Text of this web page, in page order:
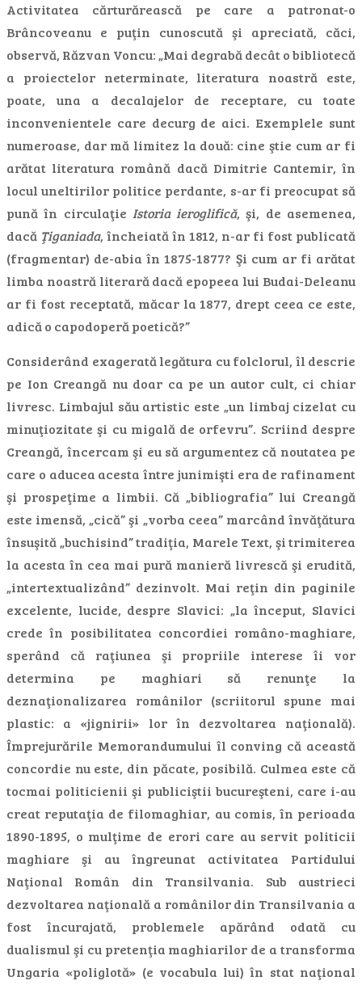
Activitatea cărturărească pe care a patronat-o
Brâncoveanu e puţin cunoscută şi apreciată, căci,
observă, Răzvan Voncu: „Mai degrabă decât o bibliotecă
a proiectelor neterminate, literatura noastră este,
poate, una a decalajelor de receptare, cu toate
inconvenientele care decurg de aici. Exemplele sunt
numeroase, dar mă limitez la două: cine ştie cum ar fi
arătat literatura română dacă Dimitrie Cantemir, în
locul uneltirilor politice perdante, s-ar fi preocupat să
pună în circulaţie Istoria ieroglifică, şi, de asemenea,
dacă Ţiganiada, încheiată în 1812, n-ar fi fost publicată
(fragmentar) de-abia în 1875-1877? Şi cum ar fi arătat
limba noastră literară dacă epopeea lui Budai-Deleanu
ar fi fost receptată, măcar la 1877, drept ceea ce este,
adică o capodoperă poetică?”
Considerând exagerată legătura cu folclorul, îl descrie
pe Ion Creangă nu doar ca pe un autor cult, ci chiar
livresc. Limbajul său artistic este „un limbaj cizelat cu
minuţiozitate şi cu migală de orfevru”. Scriind despre
Creangă, încercam şi eu să argumentez că noutatea pe
care o aducea acesta între junimişti era de rafinament
şi prospeţime a limbii. Că „bibliografia” lui Creangă
este imensă, „cică” şi „vorba ceea” marcând învăţătura
însuşită „buchisind” tradiţia, Marele Text, şi trimiterea
la acesta în cea mai pură manieră livrescă şi erudită,
„intertextualizând” dezinvolt. Mai reţin din paginile
excelente, lucide, despre Slavici: „la început, Slavici
crede în posibilitatea concordiei româno-maghiare,
sperând că raţiunea şi propriile interese îi vor
determina pe maghiari să renunţe la
deznaţionalizarea românilor (scriitorul spune mai
plastic: a «jignirii» lor în dezvoltarea naţională).
Împrejurările Memorandumului îl conving că această
concordie nu este, din păcate, posibilă. Culmea este că
tocmai politicienii şi publiciştii bucureşteni, care i-au
creat reputaţia de filomaghiar, au comis, în perioada
1890-1895, o mulţime de erori care au servit politicii
maghiare şi au îngreunat activitatea Partidului
Naţional Român din Transilvania. Sub austrieci
dezvoltarea naţională a românilor din Transilvania a
fost încurajată, problemele apărând odată cu
dualismul şi cu pretenţia maghiarilor de a transforma
Ungaria «poliglotă» (e vocabula lui) în stat naţional